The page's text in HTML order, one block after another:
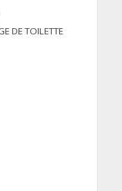
DE TOILETTE